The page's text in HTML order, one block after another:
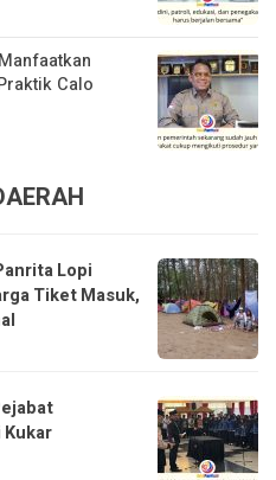
Calo
Lopi
Tiket Masuk,